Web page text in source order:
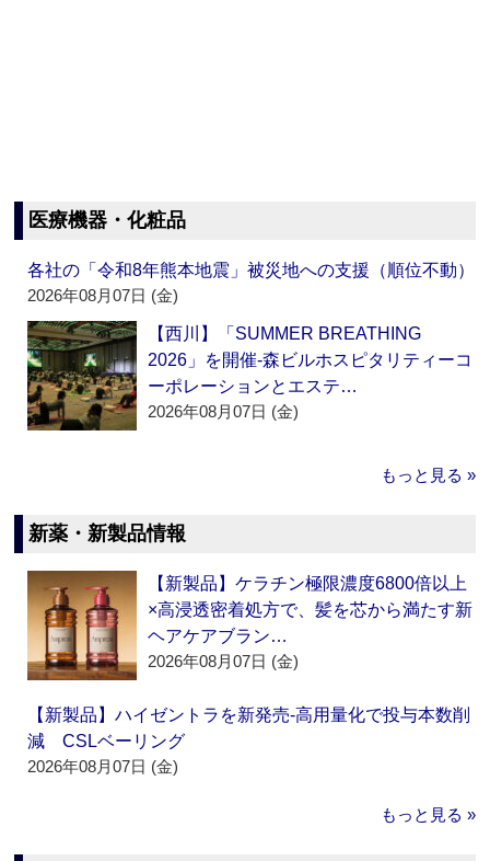
医療機器・化粧品
各社の「令和8年熊本地震」被災地への支援（順位不動）
2026年08月07日 (金)
【西川】「SUMMER BREATHING
2026」を開催‐森ビルホスピタリティーコ
ーポレーションとエステ…
2026年08月07日 (金)
もっと見る »
新薬・新製品情報
【新製品】ケラチン極限濃度6800倍以上
×高浸透密着処方で、髪を芯から満たす新
ヘアケアブラン…
2026年08月07日 (金)
【新製品】ハイゼントラを新発売‐高用量化で投与本数削
減 CSLベーリング
2026年08月07日 (金)
もっと見る »